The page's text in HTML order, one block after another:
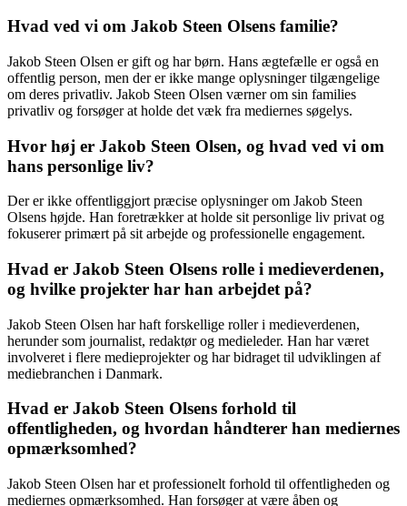
Hvad ved vi om Jakob Steen Olsens familie?
Jakob Steen Olsen er gift og har børn. Hans ægtefælle er også en
offentlig person, men der er ikke mange oplysninger tilgængelige
om deres privatliv. Jakob Steen Olsen værner om sin families
privatliv og forsøger at holde det væk fra mediernes søgelys.
Hvor høj er Jakob Steen Olsen, og hvad ved vi om
hans personlige liv?
Der er ikke offentliggjort præcise oplysninger om Jakob Steen
Olsens højde. Han foretrækker at holde sit personlige liv privat og
fokuserer primært på sit arbejde og professionelle engagement.
Hvad er Jakob Steen Olsens rolle i medieverdenen,
og hvilke projekter har han arbejdet på?
Jakob Steen Olsen har haft forskellige roller i medieverdenen,
herunder som journalist, redaktør og medieleder. Han har været
involveret i flere medieprojekter og har bidraget til udviklingen af
mediebranchen i Danmark.
Hvad er Jakob Steen Olsens forhold til
offentligheden, og hvordan håndterer han mediernes
opmærksomhed?
Jakob Steen Olsen har et professionelt forhold til offentligheden og
mediernes opmærksomhed. Han forsøger at være åben og